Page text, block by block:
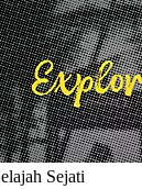
Sejati